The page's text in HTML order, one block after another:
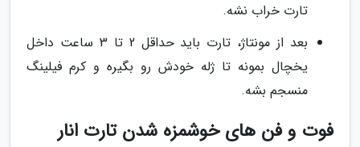
تارت خراب نشه.
بعد از مونتاژ، تارت باید حداقل 2 تا 3 ساعت داخل
یخچال بمونه تا ژله خودش رو بگیره و کرم فیلینگ
منسجم بشه.
فوت و فن های خوشمزه شدن تارت انار